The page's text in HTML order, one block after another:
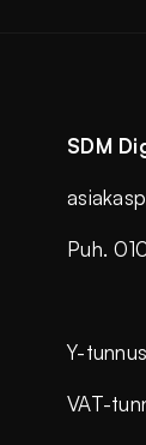
SDM
Puh.
Y-
VAT-